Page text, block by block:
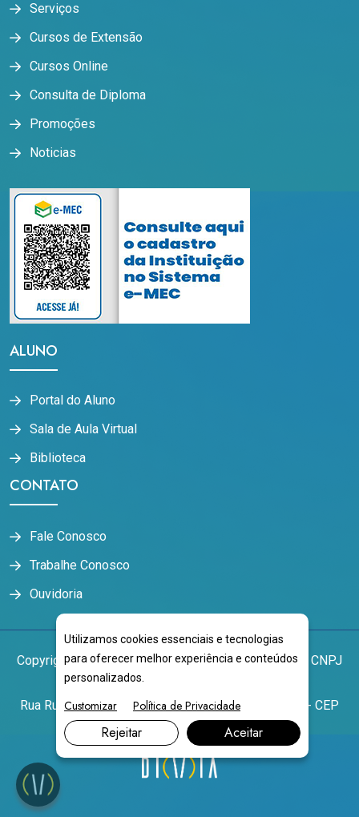
Serviços
Cursos de Extensão
Cursos Online
Consulta de Diploma
Promoções
Noticias
ALUNO
Portal do Aluno
Sala de Aula Virtual
Biblioteca
CONTATO
Fale Conosco
Trabalhe Conosco
Ouvidoria
Copyright 2026NOVOESTE EDUCACIONAL LTDA CNPJ
17.343.172/0001-60
Rua Rui Barbosa, 1792 - Centro Campo Grande/MS - CEP
79004-441
Utilizamos cookies essenciais e tecnologias
para oferecer melhor experiência e conteúdos
personalizados.
Customizar Política de Privacidade
Rejeitar Aceitar